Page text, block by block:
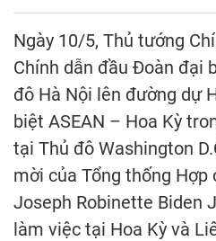
Ngày 10/5, Thủ tướng
Chính dẫn đầu Đoàn đại
đô Hà Nội lên đường dự
biệt ASEAN – Hoa Kỳ
tại Thủ đô Washington
mời của Tổng thống Hợp
Joseph Robinette Biden
làm việc tại Hoa Kỳ và